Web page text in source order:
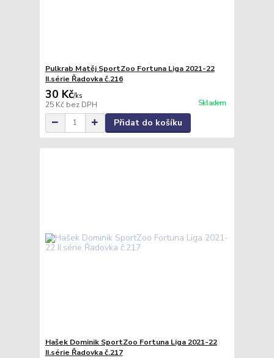
Pulkrab Matěj SportZoo Fortuna Liga 2021-22
II.série Řadovka č.216
30 Kč/ks
25 Kč bez DPH Skladem
Přidat do košíku
Hašek Dominik SportZoo Fortuna Liga 2021-22
II.série Řadovka č.217